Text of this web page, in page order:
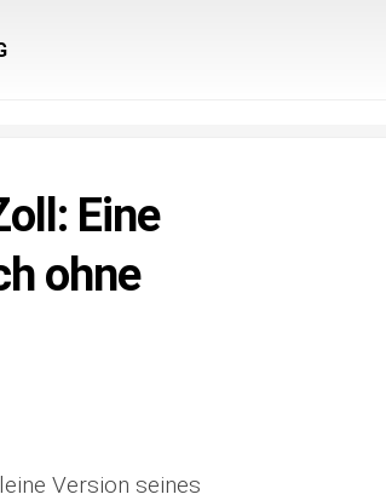
Eine
ohne
Version seines